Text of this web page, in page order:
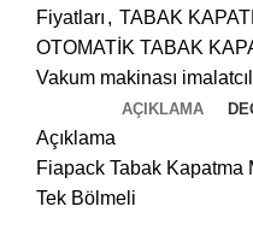
Fiyatları , TABAK
OTOMATİK TABAK
Vakum makinası
AÇIKLAMA
Açıklama
Fiapack Tabak
Tek Bölmeli